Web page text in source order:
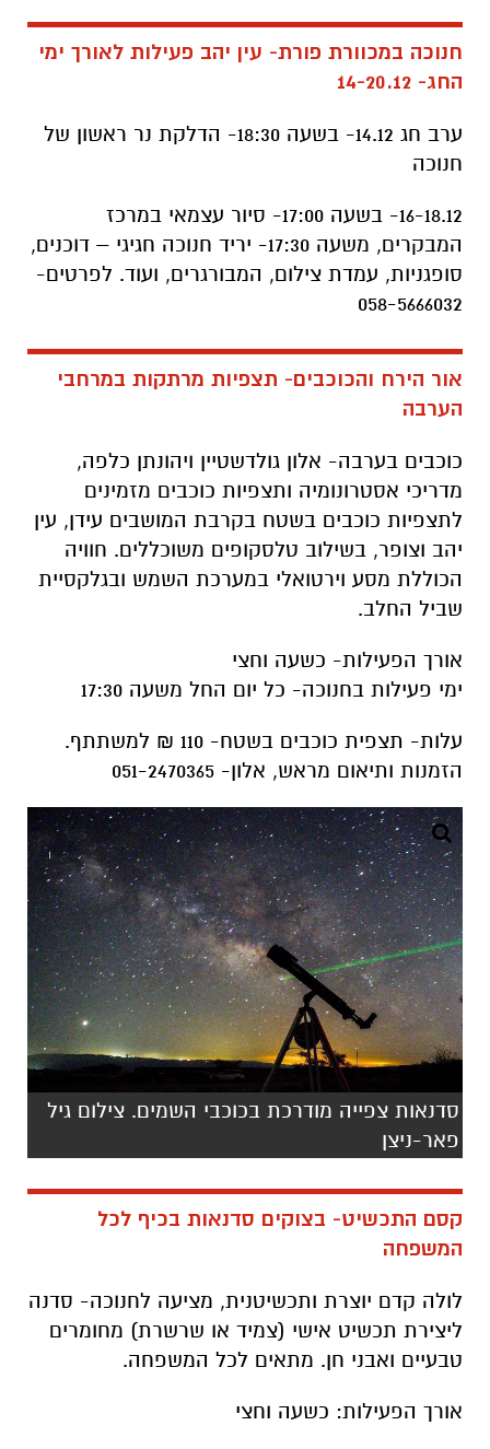
חנוכה במכוורת פורת- עין יהב פעילות לאורך ימי
החג- 14-20.12
ערב חג 14.12- בשעה 18:30- הדלקת נר ראשון של
חנוכה
16-18.12- בשעה 17:00- סיור עצמאי במרכז
המבקרים, משעה 17:30- יריד חנוכה חגיגי – דוכנים,
סופגניות, עמדת צילום, המבורגרים, ועוד. לפרטים-
058-5666032
אור הירח והכוכבים- תצפיות מרתקות במרחבי
הערבה
כוכבים בערבה- אלון גולדשטיין ויהונתן כלפה,
מדריכי אסטרונומיה ותצפיות כוכבים מזמינים
לתצפיות כוכבים בשטח בקרבת המושבים עידן, עין
יהב וצופר, בשילוב טלסקופים משוכללים. חוויה
הכוללת מסע וירטואלי במערכת השמש ובגלקסיית
שביל החלב.
אורך הפעילות- כשעה וחצי
ימי פעילות בחנוכה- כל יום החל משעה 17:30
עלות- תצפית כוכבים בשטח- 110 ₪ למשתתף.
הזמנות ותיאום מראש, אלון- 051-2470365
סדנאות צפייה מודרכת בכוכבי השמים. צילום גיל
פאר-ניצן
קסם התכשיט- בצוקים סדנאות בכיף לכל
המשפחה
לולה קדם יוצרת ותכשיטנית, מציעה לחנוכה- סדנה
ליצירת תכשיט אישי (צמיד או שרשרת) מחומרים
טבעיים ואבני חן. מתאים לכל המשפחה.
אורך הפעילות: כשעה וחצי